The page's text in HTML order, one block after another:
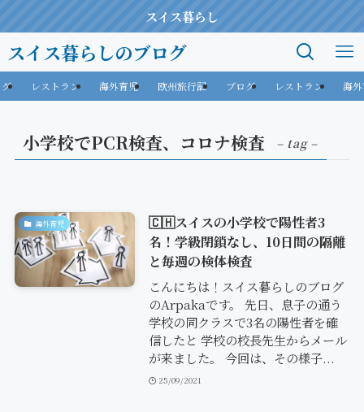
スイス暮らし
スイス暮らしのブログ
レストラン 海外育児 欧州旅行記 ブログ レストラン 海
小学校でPCR検査、コロナ検査 – tag –
海外育児
🇨🇭スイスの小学校で陽性者3
名！学級閉鎖なし、10日間の隔離
と毎週の検体検査
こんにちは！スイス暮らしのブログ
のArpakaです。 先日、息子の通う
学校の同クラスで3名の陽性者を確
信したと 学校の校長先生からメール
が来ました。 今回は、その様子...
25/09/2021